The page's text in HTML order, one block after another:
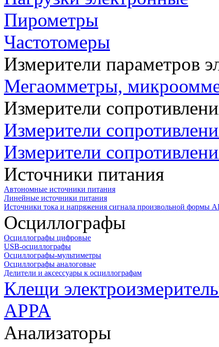
Пирометры
Частотомеры
Измерители параметров
Мегаомметры,
Измерители
Измерители
Измерители
Источники питания
Автономные источники питания
Линейные источники питания
Источники тока и напряжения сигнала произвольной формы
Осциллографы
Осциллографы цифровые
USB-осциллографы
Осциллографы-мультиметры
Осциллографы аналоговые
Делители и аксессуары к осциллографам
Клещи
APPA
Анализаторы